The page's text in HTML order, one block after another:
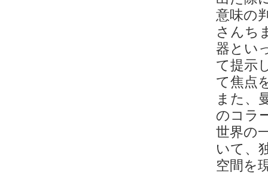
意味の
さんち
器とい
て提示
て焦点
また、
のコラ
世界の
いて、
空間を